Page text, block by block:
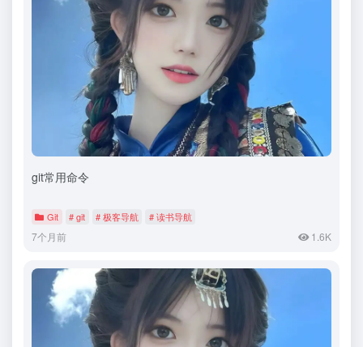
git常用命令
Git # git # 极客导航 # 读书导航
7个月前 1.6K